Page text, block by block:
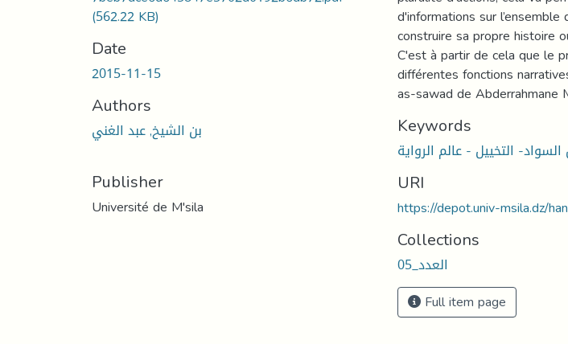
(562.22 KB)
Date
2015-11-15
Authors
بن الشيخ, عبد الغني
Publisher
Université de M'sila
d'informations sur
construire sa propre histoire
C'est à partir de cela que le
différentes fonctions
as-sawad de Abderrahmane
Keywords
URI
https://depot.univ-msila.dz/
Collections
العدد_05
Full item page